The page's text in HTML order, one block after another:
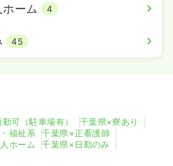
ーム 4
45
可（駐車場有）
千葉県×寮あり
福祉系
千葉県×正看護師
ホーム 千葉県×日勤のみ